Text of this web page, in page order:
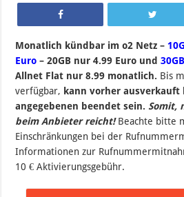
Monatlich kündbar im o2 Netz –
Euro – 20GB nur 4.99 Euro und
Allnet Flat nur 8.99 monatlich. Bis
verfügbar, kann vorher ausverkauft
angegebenen beendet sein. Somit,
beim Anbieter reicht!Beachte bitte
Einschränkungen bei der
Informationen zur
10 € Aktivierungsgebühr.